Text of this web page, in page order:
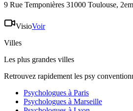
9 Rue Temponières 31000 Toulouse,
VisioVoir
Villes
Les plus grandes villes
Retrouvez rapidement les psy
Psychologues à Paris
Psychologues à Marseille